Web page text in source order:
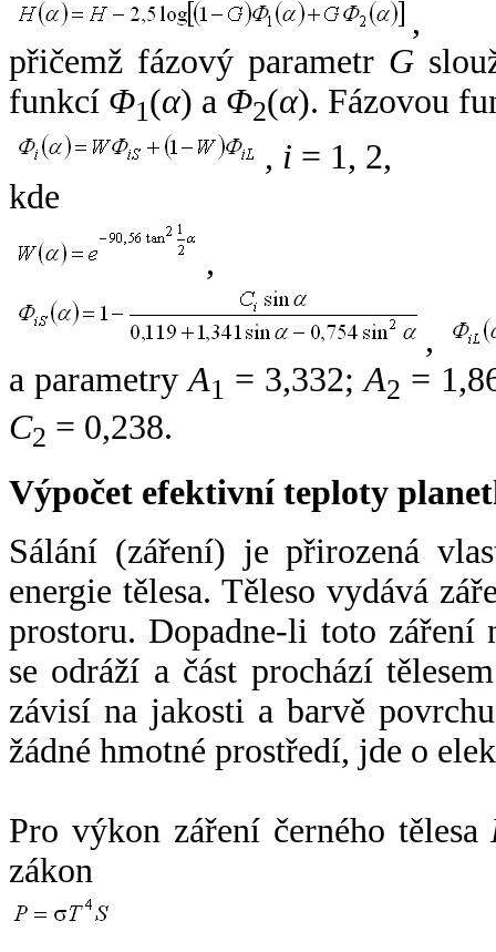
,
přičemž fázový parametr G
funkcí Φ1(α) a Φ2(α). Fázovou
, i = 1, 2,
kde
,
,
a parametryA1 = 3,332;A2 =
C2 = 0,238.
Výpočet efektivní teploty
Sálání (záření) je přirozená
energie tělesa. Těleso vydává
prostoru. Dopadne-li toto záření
se odráží a část prochází
závisí na jakosti a barvě
žádné hmotné prostředí, jde o
Pro výkon záření černého tělesa
zákon